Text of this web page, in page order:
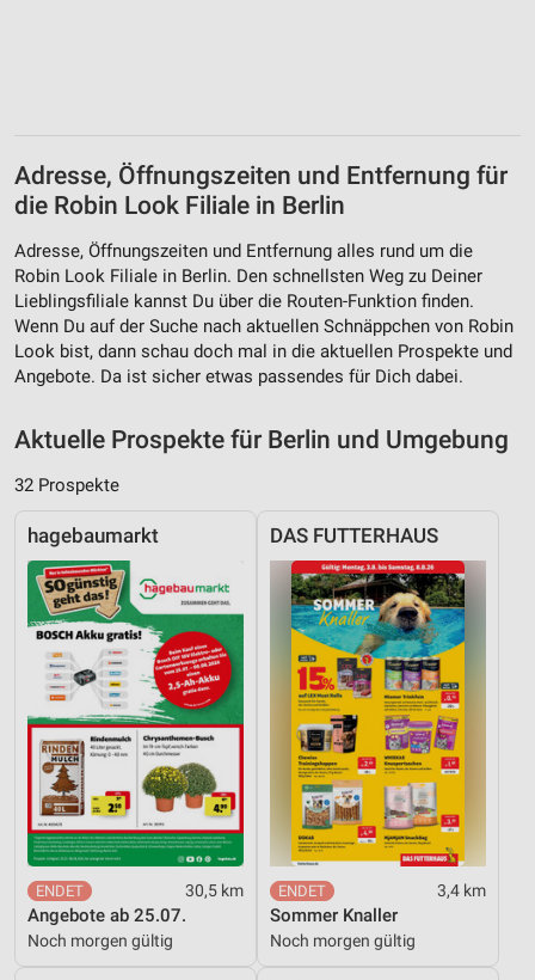
Adresse, Öffnungszeiten und Entfernung für
die Robin Look Filiale in Berlin
Adresse, Öffnungszeiten und Entfernung alles rund um die
Robin Look Filiale in Berlin. Den schnellsten Weg zu Deiner
Lieblingsfiliale kannst Du über die Routen-Funktion finden.
Wenn Du auf der Suche nach aktuellen Schnäppchen von Robin
Look bist, dann schau doch mal in die aktuellen Prospekte und
Angebote. Da ist sicher etwas passendes für Dich dabei.
Aktuelle Prospekte für Berlin und Umgebung
32 Prospekte
hagebaumarkt
30,5 km
Angebote ab 25.07.
Noch morgen gültig
DAS FUTTERHAUS
3,4 km
Sommer Knaller
Noch morgen gültig